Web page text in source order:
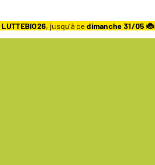
LUTTEBIO26, jusqu’à cedimanche 31/05 🐞